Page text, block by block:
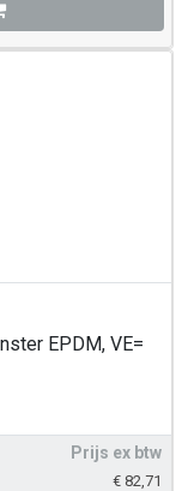
EPDM, VE=
Prijs ex btw
€ 82,71